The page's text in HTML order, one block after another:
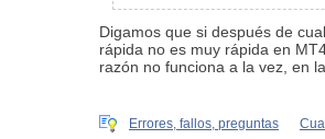
Digamos que si después de
rápida no es muy rápida en
razón no funciona a la vez, en
Errores, fallos, preguntas